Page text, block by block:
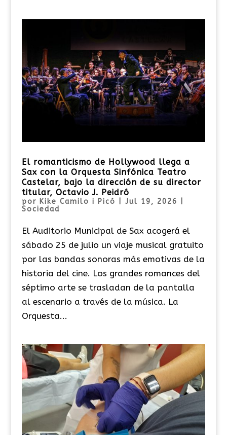
El romanticismo de Hollywood llega a
Sax con la Orquesta Sinfónica Teatro
Castelar, bajo la dirección de su director
titular, Octavio J. Peidró
por Kike Camilo i Picó Jul 19, 2026
Sociedad
El Auditorio Municipal de Sax acogerá el
sábado 25 de julio un viaje musical gratuito
por las bandas sonoras más emotivas de la
historia del cine. Los grandes romances del
séptimo arte se trasladan de la pantalla
al escenario a través de la música. La
Orquesta...